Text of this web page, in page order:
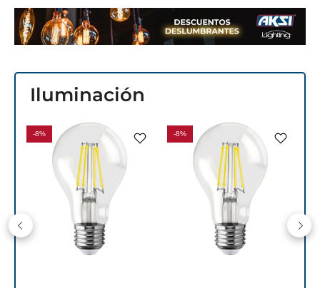
Iluminación
-8% -8%